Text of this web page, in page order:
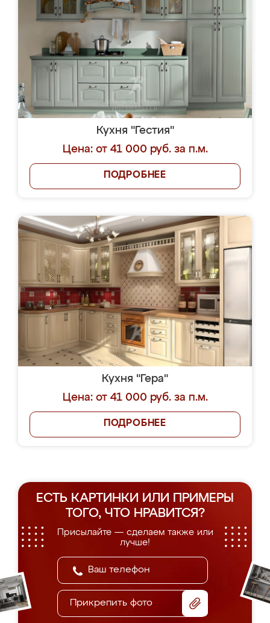
Кухня "Гестия"
Цена: от 41 000 руб. за п.м.
ПОДРОБНЕЕ
Кухня "Гера"
Цена: от 41 000 руб. за п.м.
ПОДРОБНЕЕ
ЕСТЬ КАРТИНКИ ИЛИ ПРИМЕРЫ
ТОГО, ЧТО НРАВИТСЯ?
Присылайте — сделаем также или
лучше!
Прикрепить фото